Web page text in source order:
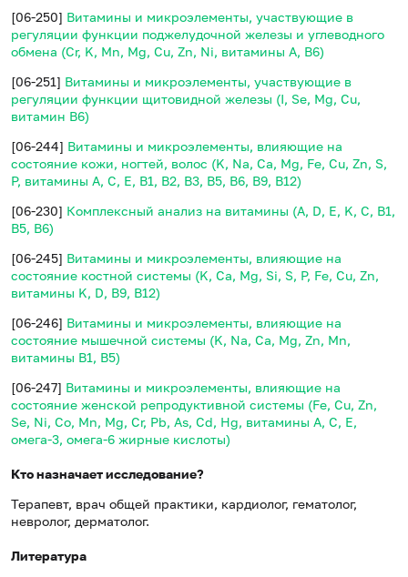
[06-250] Витамины и микроэлементы, участвующие в
регуляции функции поджелудочной железы и углеводного
обмена (Cr, K, Mn, Mg, Cu, Zn, Ni, витамины A, B6)
[06-251] Витамины и микроэлементы, участвующие в
регуляции функции щитовидной железы (I, Se, Mg, Cu,
витамин B6)
[06-244] Витамины и микроэлементы, влияющие на
состояние кожи, ногтей, волос (K, Na, Ca, Mg, Fe, Cu, Zn, S,
P, витамины A, C, E, B1, B2, B3, B5, B6, B9, B12)
[06-230] Комплексный анализ на витамины (A, D, E, K, C, B1,
B5, B6)
[06-245] Витамины и микроэлементы, влияющие на
состояние костной системы (K, Ca, Mg, Si, S, P, Fe, Cu, Zn,
витамины K, D, B9, B12)
[06-246] Витамины и микроэлементы, влияющие на
состояние мышечной системы (K, Na, Ca, Mg, Zn, Mn,
витамины B1, B5)
[06-247] Витамины и микроэлементы, влияющие на
состояние женской репродуктивной системы (Fe, Cu, Zn,
Se, Ni, Co, Mn, Mg, Cr, Pb, As, Cd, Hg, витамины A, C, E,
омега-3, омега-6 жирные кислоты)
Кто назначает исследование?
Терапевт, врач общей практики, кардиолог, гематолог,
невролог, дерматолог.
Литература